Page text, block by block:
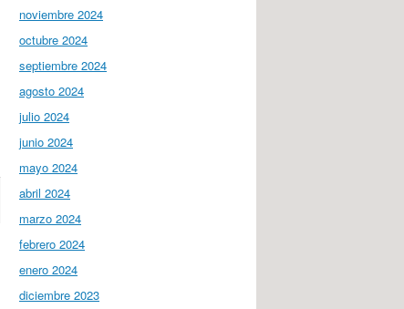
noviembre 2024
octubre 2024
septiembre 2024
agosto 2024
julio 2024
junio 2024
mayo 2024
abril 2024
marzo 2024
febrero 2024
enero 2024
diciembre 2023